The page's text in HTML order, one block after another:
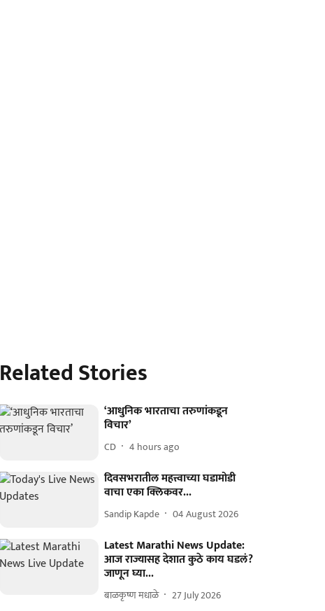
Related Stories
‘आधुनिक भारताचा तरुणांकडून
विचार’
CD 4 hours ago
दिवसभरातील महत्त्वाच्या घडामोडी
वाचा एका क्लिकवर...
Sandip Kapde 04 August 2026
Latest Marathi News Update:
आज राज्यासह देशात कुठे काय घडलं?
जाणून घ्या...
बाळकृष्ण मधाळे 27 July 2026